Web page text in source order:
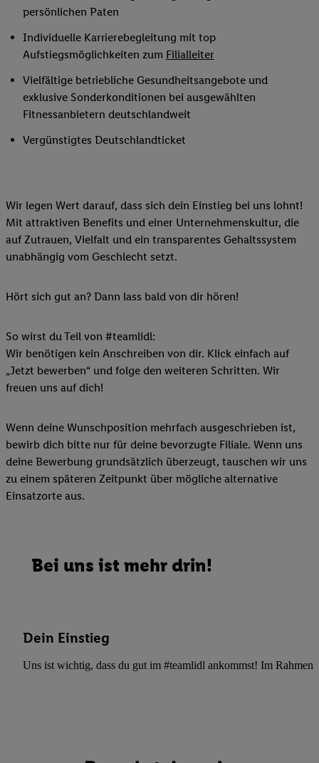
persönlichen Paten
Individuelle Karrierebegleitung mit top
Aufstiegsmöglichkeiten zum Filialleiter
Vielfältige betriebliche Gesundheitsangebote und
exklusive Sonderkonditionen bei ausgewählten
Fitnessanbietern deutschlandweit
Vergünstigtes Deutschlandticket
Wir legen Wert darauf, dass sich dein Einstieg bei uns lohnt!
Mit attraktiven Benefits und einer Unternehmenskultur, die
auf Zutrauen, Vielfalt und ein transparentes Gehaltssystem
unabhängig vom Geschlecht setzt.
Hört sich gut an? Dann lass bald von dir hören!
So wirst du Teil von #teamlidl:
Wir benötigen kein Anschreiben von dir. Klick einfach auf
„Jetzt bewerben“ und folge den weiteren Schritten. Wir
freuen uns auf dich!
Wenn deine Wunschposition mehrfach ausgeschrieben ist,
bewirb dich bitte nur für deine bevorzugte Filiale. Wenn uns
deine Bewerbung grundsätzlich überzeugt, tauschen wir uns
zu einem späteren Zeitpunkt über mögliche alternative
Einsatzorte aus.
Bei uns ist mehr drin!
Dein Einstieg
Uns ist wichtig, dass du gut im #teamlidl ankommst! Im Rahmen